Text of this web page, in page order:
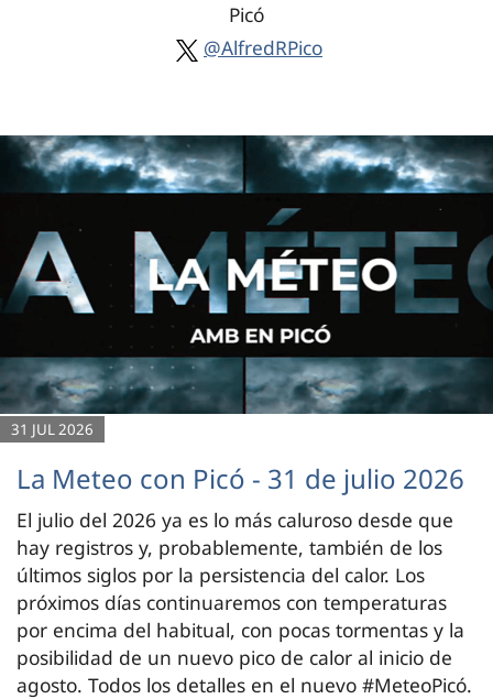
Picó
@AlfredRPico
31 JUL 2026
La Meteo con Picó - 31 de julio 2026
El julio del 2026 ya es lo más caluroso desde que
hay registros y, probablemente, también de los
últimos siglos por la persistencia del calor. Los
próximos días continuaremos con temperaturas
por encima del habitual, con pocas tormentas y la
posibilidad de un nuevo pico de calor al inicio de
agosto. Todos los detalles en el nuevo #MeteoPicó.